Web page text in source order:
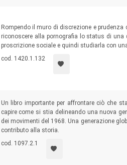
Rompendo il muro di discrezione e prudenza
riconoscere alla pornografia lo status di
proscrizione sociale e quindi studiarla con
cod. 1420.1.132
Un libro importante per affrontare ciò che
capire come si stia delineando una nuova
dei movimenti del 1968. Una generazione
contributo alla storia.
cod. 1097.2.1